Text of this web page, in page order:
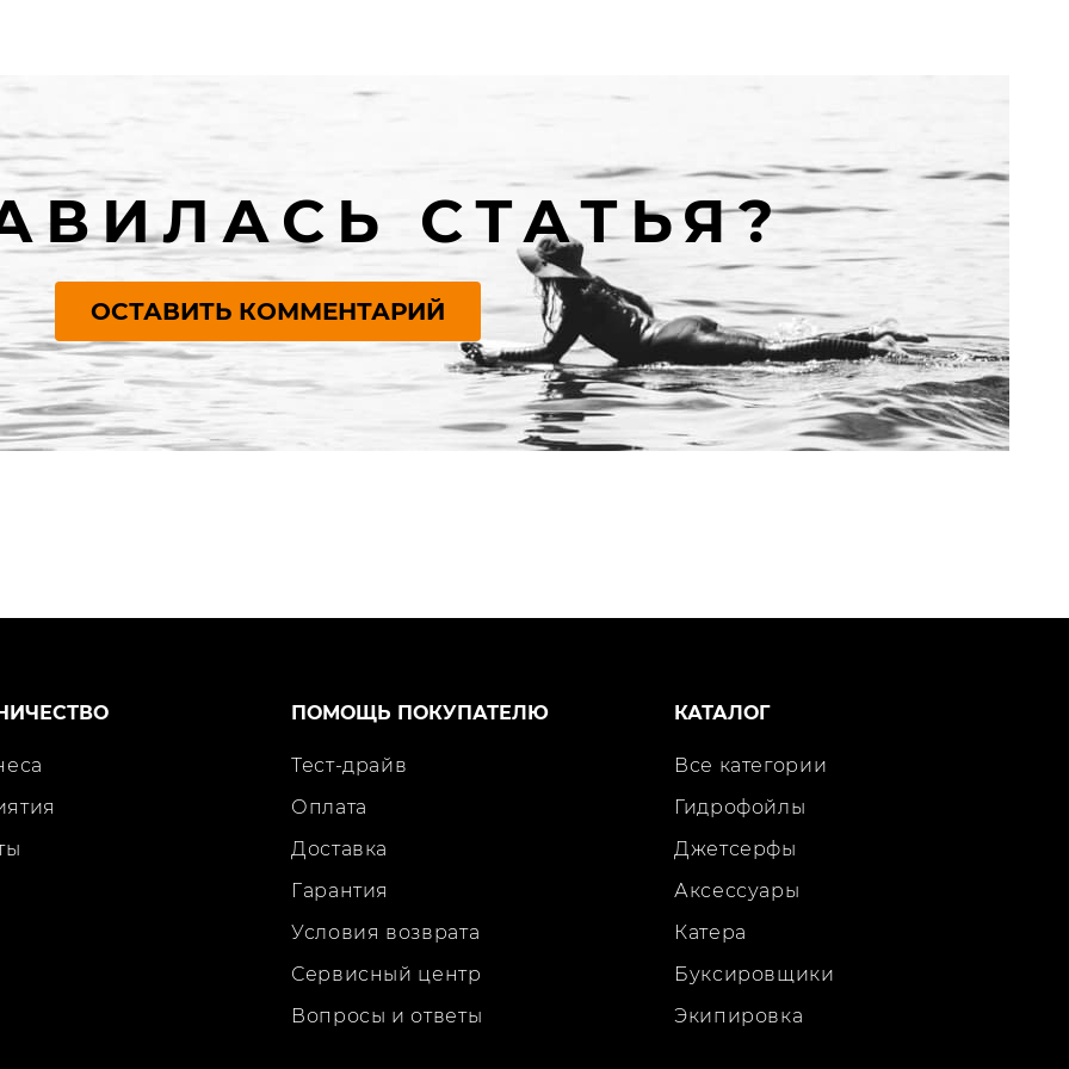
СТАТЬЯ?
ОСТАВИТЬ КОММЕНТАРИЙ
ПОМОЩЬ ПОКУПАТЕЛЮ
Тест-драйв
Оплата
Доставка
Гарантия
Условия возврата
Сервисный центр
Вопросы и ответы
КАТАЛОГ
Все категории
Гидрофойлы
Джетсерфы
Аксессуары
Катера
Буксировщики
Экипировка